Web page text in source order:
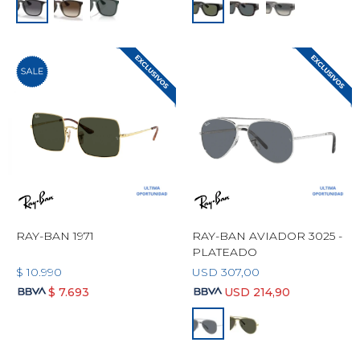
RAY-BAN 1971
$ 10.990
$ 7.693
RAY-BAN AVIADOR 3025 -
PLATEADO
USD 307,00
USD 214,90